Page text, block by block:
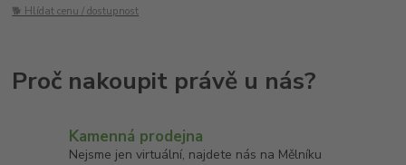
🐕 Hlídat cenu / dostupnost
Kamenná prodejna
Nejsme jen virtuální, najdete nás na Mělníku